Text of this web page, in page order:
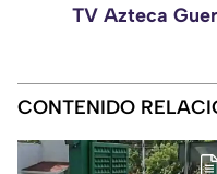
TV Azteca
CONTENIDO